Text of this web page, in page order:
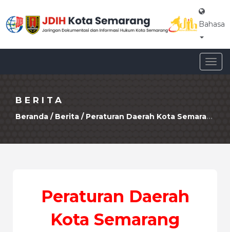
Bahasa
BERITA
Beranda / Berita / Peraturan Daerah Kota Semarang Nomor 6 Tahun 2024 Tentang Penyelenggaraan Kearsipan
Peraturan Daerah
Kota Semarang